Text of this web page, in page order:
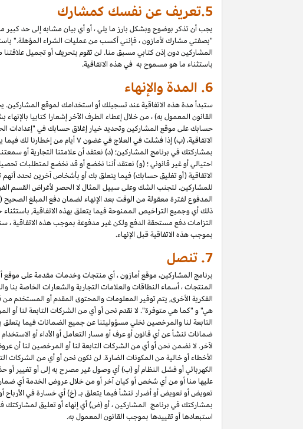
5. تعريف عن نفسك كمشارك
يجب أن تذكر بوضوح وبشكل بارز ما يلي ، أو أي بيان مشابه إلى حد
"بصفتي مشارك لأمازون ، فإنني أكسب من عمليات الشراء المؤهلة."
المشاركين دون إذن كتابي مسبق منا. لن تقوم بتحريف أو تجميل علاقتنا
باستثناء ما هو مسموح به في هذه الاتفاقية.
6. المدة والإنهاء
ستبدأ مدة هذه الاتفاقية عند تسجيلك أو استخدامك لموقع المشاركين.
حسابك على موقع المشاركين وتحديد خيار إغلاق حسابك في "إعدادات
الاتفاقية، (ب) إذا فشلت في
بمشاركتك في برنامج المشاركين؛ (د) نعتقد أن علامتنا التجارية أو
احتيالي أو غير قانوني ؛ (و) نعتقد أننا نخضع أو قد نخضع لمتطلبات
الاتفاقية (أو تغليق حسابك) فيما يتعلق بك أو بأشخاص آخرين نحدد
المدفوع لفترة معقولة من الوقت بعد الإنهاء لضمان دفع المبلغ
التزامات دفع مستحقة الدفع ولكن غير مدفوعة بموجب هذه الاتفاقية ،
بموجب هذه الاتفاقية قبل الإنهاء.
7. تنصل
برنامج المشاركين، موقع أمازون ، أي منتجات وخدمات مقدمة على موقع
المنتجات ، أسماء النطاقات والعلامات التجارية والشعارات الخاصة
الفكرية الأخرى, يتم توفير المعلومات والمحتوى المقدم أو المستخدم من
هي" و "كما هي متوفرة". لا نقدم نحن أو أي من الشركات التابعة لنا أو
التابعة لنا والمرخصين نخلي مسؤوليتنا عن جميع الضمانات فيما
ضمانات تنشأ عن أي قانون أو عرف أو مسار التعامل أو الأداء أو
لآخر. لا نضمن نحن أو أي من الشركات التابعة لنا أو المرخصين لنا أن
الأخطاء أو خالية من المكونات الضارة. لن نكون نحن أو أي من الشركات
الكهربائي أو فشل النظام أو (ب) أي وصول غير مصرح به إلى أو تغيير
عليها منا أو من أي شخص أو كيان آخر أو من خلال عروض الخدمة أي
تعويض أو تعويض أو أضرار تنشأ فيما يتعلق بـ (خ) أي خسارة في الأرباح
استبعادها أو تقييدها بموجب القانون المعمول به.